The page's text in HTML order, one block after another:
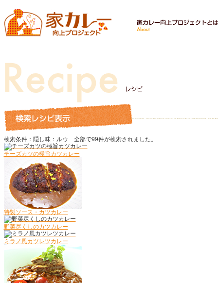
検索条件：隠し味：ルウ 全部で99件が検索されました。
チーズカツの極旨カツカレー
特製ソース・カツカレー
野菜尽くしのカツカレー
ミラノ風カツレツカレー